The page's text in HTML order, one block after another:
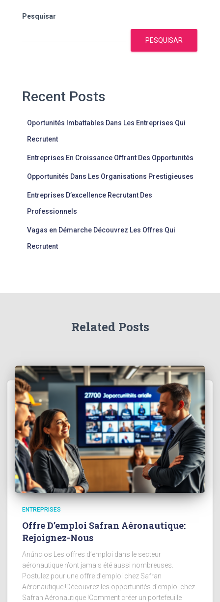
Pesquisar
PESQUISAR
Recent Posts
Oportunités Imbattables Dans Les Entreprises Qui
Recrutent
Entreprises En Croissance Offrant Des Opportunités
Opportunités Dans Les Organisations Prestigieuses
Entreprises D’excellence Recrutant Des
Professionnels
Vagas en Démarche Découvrez Les Offres Qui
Recrutent
Related Posts
ENTREPRISES
Offre D’emploi Safran Aéronautique:
Rejoignez-Nous
Anúncios Les offres d’emploi dans le secteur
aéronautique n’ont jamais été aussi nombreuses.
Postulez pour une offre d’emploi chez Safran
Aéronautique !Découvrez les opportunités d’emploi chez
Safran Aéronautique !Comment créer un portefeuille